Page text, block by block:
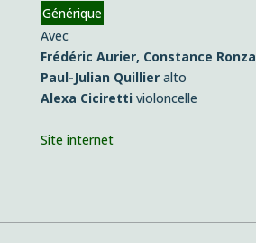
Générique
Avec
Frédéric Aurier, Constance
Paul-Julian Quillieralto
Alexa Cicirettivioloncelle
Site internet